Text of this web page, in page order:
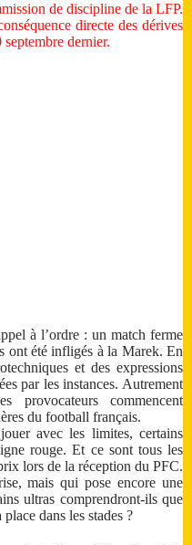
de discipline de la LFP.
directe des dérives
dernier.
à l’ordre : un match ferme
ont été infligés à la Marek. En
et des expressions
par les instances. Autrement
commencent
du football français.
avec les limites, certains
rouge. Et ce sont tous les
lors de la réception du PFC.
mais qui pose encore une
ultras comprendront-ils que
dans les stades ?